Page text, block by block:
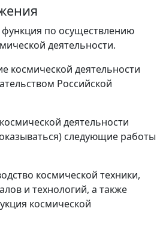
функция по осуществлению
деятельности.
космической деятельности
Российской
деятельности
следующие работы
космической техники,
и технологий, а также
космической